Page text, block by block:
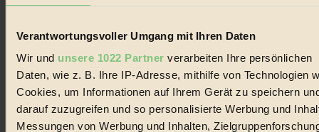
Verantwortungsvoller Umgang mit Ihren Daten
Wir und unsere 1022 Partner verarbeiten Ihre persönlichen
Daten, wie z. B. Ihre IP-Adresse, mithilfe von Technologien
Cookies, um Informationen auf Ihrem Gerät zu speichern
darauf zuzugreifen und so personalisierte Werbung und
Messungen von Werbung und Inhalten,
© 2026 Biorama GmbH
Impressum & Disclaimer